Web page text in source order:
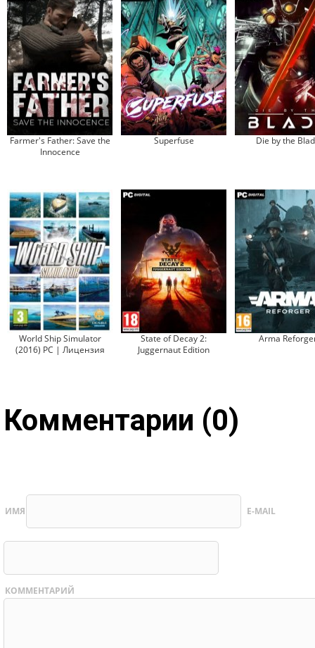
Farmer's Father: Save the
Innocence
Superfuse Die by the
World Ship Simulator
(2016) PC | Лицензия
State of Decay 2:
Juggernaut Edition
Arma
Комментарии (0)
ИМЯ E-MAIL
КОММЕНТАРИЙ